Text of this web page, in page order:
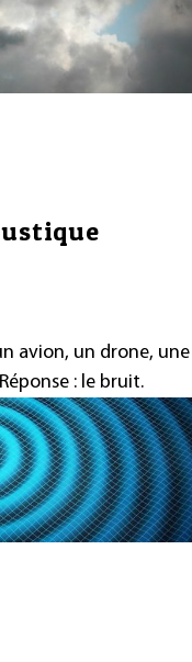
avion, un drone, une
: le bruit.